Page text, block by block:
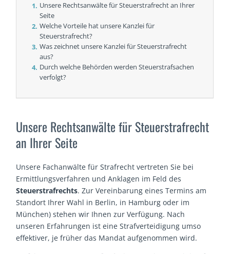
Unsere Rechtsanwälte für Steuerstrafrecht an Ihrer
Seite
Welche Vorteile hat unsere Kanzlei für
Steuerstrafrecht?
Was zeichnet unsere Kanzlei für Steuerstrafrecht
aus?
Durch welche Behörden werden Steuerstrafsachen
verfolgt?
Unsere Rechtsanwälte für Steuerstrafrecht
an Ihrer Seite
Unsere Fachanwälte für Strafrecht vertreten Sie bei
Ermittlungsverfahren und Anklagen im Feld des
Steuerstrafrechts. Zur Vereinbarung eines Termins am
Standort Ihrer Wahl in Berlin, in Hamburg oder im
München) stehen wir Ihnen zur Verfügung. Nach
unseren Erfahrungen ist eine Strafverteidigung umso
effektiver, je früher das Mandat aufgenommen wird.